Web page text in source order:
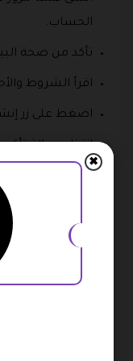
الحساب.
تأكد من صحة
اقرأ الشروط
اضغط على زر
انتظر رسالة
افتح البريد
اضغط على رابط
بعد التفعيل قم
أضف عنوان
✖